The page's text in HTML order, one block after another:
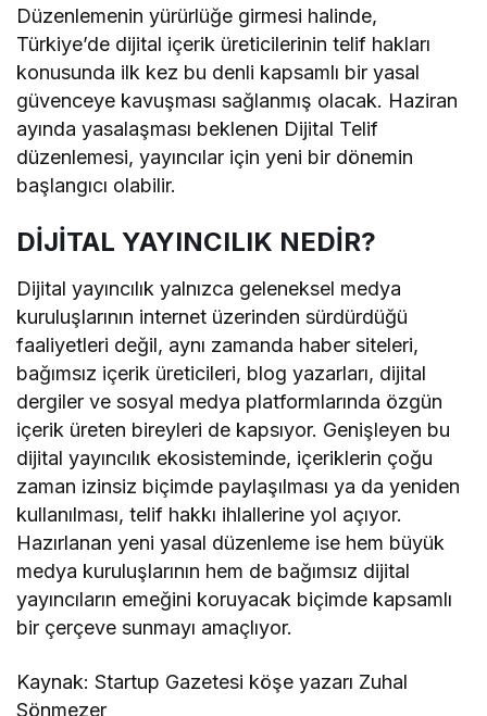
Düzenlemenin yürürlüğe girmesi halinde,
Türkiye’de dijital içerik üreticilerinin telif hakları
konusunda ilk kez bu denli kapsamlı bir yasal
güvenceye kavuşması sağlanmış olacak. Haziran
ayında yasalaşması beklenen Dijital Telif
düzenlemesi, yayıncılar için yeni bir dönemin
başlangıcı olabilir.
DİJİTAL YAYINCILIK NEDİR?
Dijital yayıncılık yalnızca geleneksel medya
kuruluşlarının internet üzerinden sürdürdüğü
faaliyetleri değil, aynı zamanda haber siteleri,
bağımsız içerik üreticileri, blog yazarları, dijital
dergiler ve sosyal medya platformlarında özgün
içerik üreten bireyleri de kapsıyor. Genişleyen bu
dijital yayıncılık ekosisteminde, içeriklerin çoğu
zaman izinsiz biçimde paylaşılması ya da yeniden
kullanılması, telif hakkı ihlallerine yol açıyor.
Hazırlanan yeni yasal düzenleme ise hem büyük
medya kuruluşlarının hem de bağımsız dijital
yayıncıların emeğini koruyacak biçimde kapsamlı
bir çerçeve sunmayı amaçlıyor.
Kaynak: Startup Gazetesi köşe yazarı Zuhal
Sönmezer